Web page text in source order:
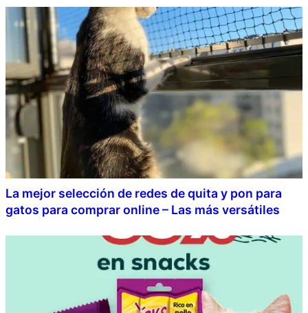
La mejor selección de redes de quita y pon para
gatos para comprar online – Las más versátiles